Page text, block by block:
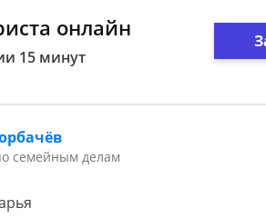
онлайн
15 минут
семейным делам